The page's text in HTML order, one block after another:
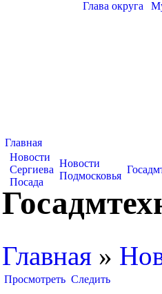
Глава округа
Главная
Новости
Сергиева
Посада
Новости
Подмосковья
Главная »
Просмотреть Следить